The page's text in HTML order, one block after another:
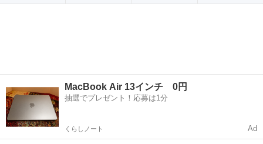
MacBook Air 13インチ 0円
抽選でプレゼント！応募は1分
くらしノート Ad